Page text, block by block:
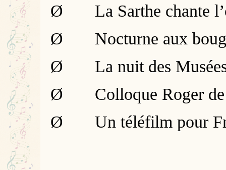
Ø La Sarthe chante
Ø Nocturne aux
Ø La nuit des
Ø Colloque Roger
Ø Un téléfilm pour